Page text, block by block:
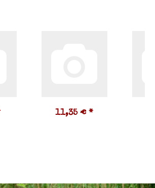
11,35 € *